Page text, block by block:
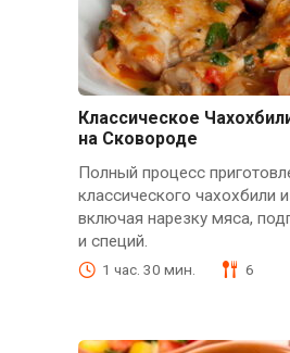
Классическое
на Сковороде
Полный процесс
классического чахохбили
включая нарезку мяса,
и специй.
1 час. 30 мин. 6